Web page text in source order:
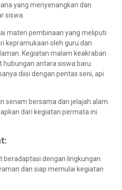
yang menyenangkan dan
siswa.
materi pembinaan yang meliputi
kepramukaan oleh guru dan
Kegiatan malam keakraban
antara siswa baru
diisi dengan pentas seni, api
senam bersama dan jelajah alam.
dari kegiatan permata ini
beradaptasi dengan lingkungan
dan siap memulai kegiatan